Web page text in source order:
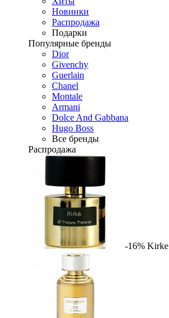
Новинки
Распродажа
Подарки
Популярные бренды
Dior
Givenchy
Guerlain
Chanel
Montale
Armani
Dolce And Gabbana
Hugo Boss
Все бренды
Распродажа
-16% Kirke